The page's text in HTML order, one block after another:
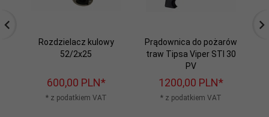
Rozdzielacz kulowy
52/2x25
600,00 PLN*
* z podatkiem VAT
Prądownica do pożarów
traw Tipsa Viper STI 30
PV
1200,00 PLN*
* z podatkiem VAT